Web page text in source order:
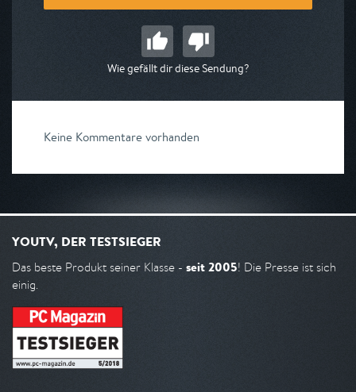
Wie gefällt dir diese Sendung?
Keine Kommentare vorhanden
YOUTV, DER TESTSIEGER
Das beste Produkt seiner Klasse - seit 2005! Die Presse ist sich
einig.